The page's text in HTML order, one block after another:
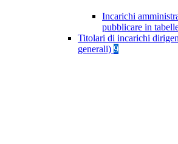
Incarichi
pubblicare in
Titolari di incarichi
generali) 9